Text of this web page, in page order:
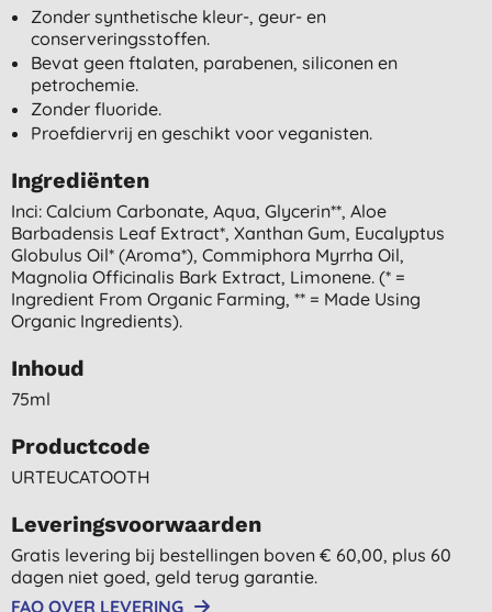
Zonder synthetische kleur-, geur- en
conserveringsstoffen.
Bevat geen ftalaten, parabenen, siliconen en
petrochemie.
Zonder fluoride.
Proefdiervrij en geschikt voor veganisten.
Ingrediënten
Inci: Calcium Carbonate, Aqua, Glycerin**, Aloe
Barbadensis Leaf Extract*, Xanthan Gum, Eucalyptus
Globulus Oil* (aroma*), Commiphora Myrrha Oil,
Magnolia Officinalis Bark Extract, Limonene. (* =
Ingredient From Organic Farming, ** = Made Using
Organic Ingredients).
Inhoud
75ml
Productcode
URTEUCATOOTH
Leveringsvoorwaarden
Gratis levering bij bestellingen boven € 60,00, plus 60
dagen niet goed, geld terug garantie.
FAQ OVER LEVERING